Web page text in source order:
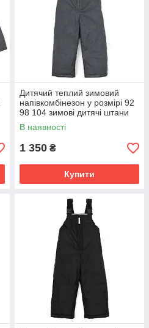
Дитячий теплий зимовий
напівкомбінезон у розмірі 92
98 104 зимові дитячі штани
В наявності
1 350 ₴
Купити